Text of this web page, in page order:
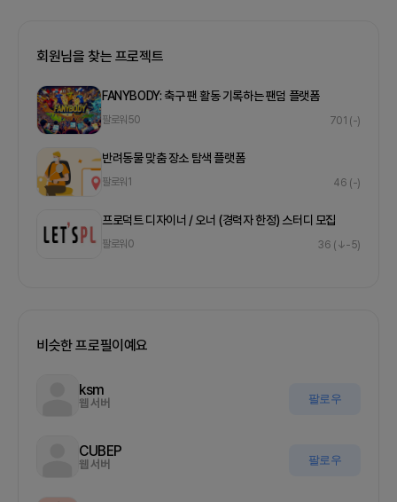
회원님을 찾는 프로젝트
FANYBODY: 축구 팬 활동 기록하는 팬덤 플랫폼
팔로워 50 701 (-)
반려동물 맞춤 장소 탐색 플랫폼
팔로워 1 46 (-)
프로덕트 디자이너 / 오너 (경력자 한정) 스터디 모집
팔로워 0 36 (↓-5)
비슷한 프로필이예요
ksm
웹 서버 팔로우
CUBEP
웹 서버 팔로우